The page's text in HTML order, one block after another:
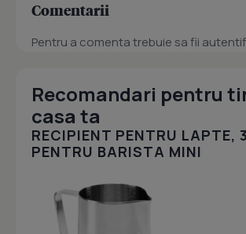
Comentarii
Pentru a comenta trebuie sa fii
Recomandari pentru
casa ta
RECIPIENT PENTRU LAPTE,
PENTRU BARISTA MINI